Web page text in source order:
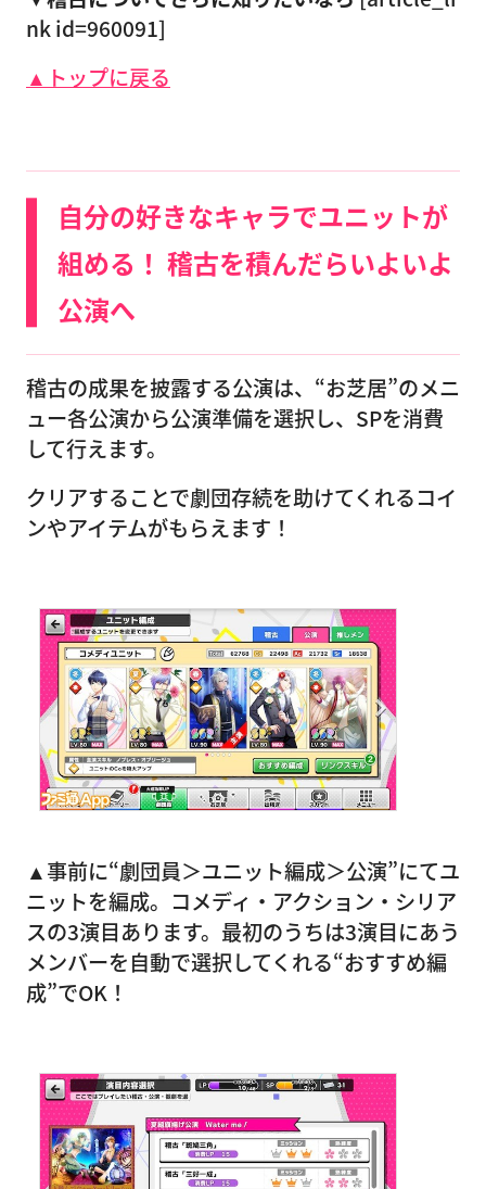
nk id=960091]
▲トップに戻る
自分の好きなキャラでユニットが
組める！ 稽古を積んだらいよいよ
公演へ
稽古の成果を披露する公演は、“お芝居”のメニ
ュー各公演から公演準備を選択し、SPを消費
して行えます。
クリアすることで劇団存続を助けてくれるコイ
ンやアイテムがもらえます！
▲事前に“劇団員＞ユニット編成＞公演”にてユ
ニットを編成。コメディ・アクション・シリア
スの3演目あります。最初のうちは3演目にあう
メンバーを自動で選択してくれる“おすすめ編
成”でOK！